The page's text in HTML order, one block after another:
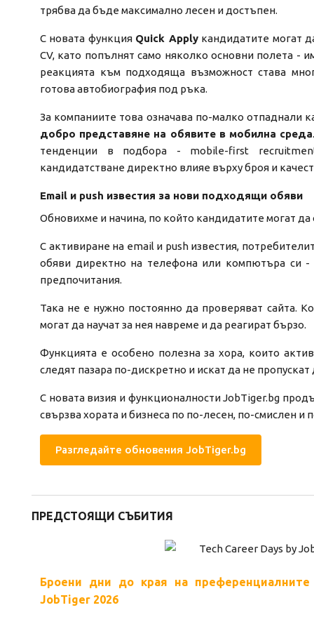
трябва да бъде максимално лесен и достъпен.
С новата функция Quick Applyкандидатите могат
CV, като попълнят само няколко основни полета -
реакцията към подходяща възможност става
готова автобиография под ръка.
За компаниите това означава по-малко отпаднали
добро представяне на обявите в мобилна среда
тенденции в подбора - mobile-first
кандидатстване директно влияе върху броя и
Email и push известия за нови подходящи обяви
Обновихме и начина, по който кандидатите могат
С активиране на email и push известия,
обяви директно на телефона или компютъра си -
предпочитания.
Така не е нужно постоянно да проверяват сайта.
могат да научат за нея навреме и да реагират бързо.
Функцията е особено полезна за хора, които
следят пазара по-дискретно и искат да не
С новата визия и функционалности JobTiger.bg
свързва хората и бизнеса по по-лесен, по-смислен и
Разгледайте обновения JobTiger.bg
ПРЕДСТОЯЩИ СЪБИТИЯ
Броени дни до края на
JobTiger 2026